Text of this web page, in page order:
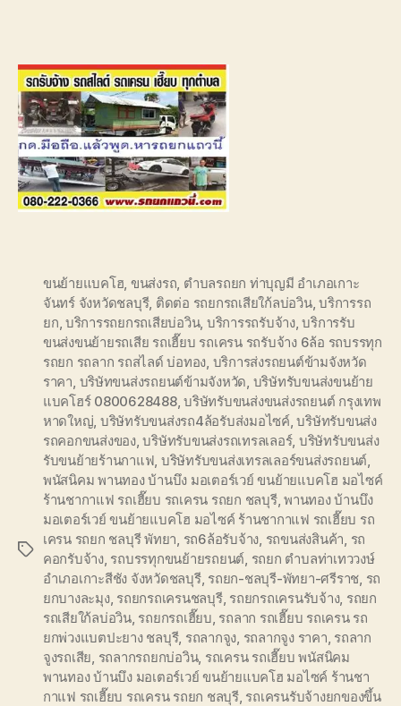
Tags
ขนย้ายแบคโฮ ขนส่งรถ ตำบลรถยก ท่าบุญมี อำเภอเกาะ
จันทร์ จังหวัดชลบุรี, ติดต่อ รถยกรถเสียใก้ลบ่อวิน,บริการรถ
ยก บริการรถยกรถเสียบ่อวิน, บริการรถรับจ้าง,บริการรับ
ขนส่งขนย้ายรถเสีย รถเฮี๊ยบ รถเครน รถรับจ้าง 6ล้อ รถบรรทุก
รถยก รถลาก รถสไลด์ บ่อทอง บริการส่งรถยนต์ข้ามจังหวัด
ราคา บริษัทขนส่งรถยนต์ข้ามจังหวัด บริษัทรับขนส่งขนย้าย
แบคโฮร์ 0800628488,บริษัทรับขนส่งขนส่งรถยนต์ กรุงเทพ
หาดใหญ่ บริษัทรับขนส่งรถ4ล้อรับส่งมอไซค์,บริษัทรับขนส่ง
รถคอกขนส่งของ,บริษัทรับขนส่งรถเทรลเลอร์, บริษัทรับขนส่ง
รับขนย้ายร้านกาแฟ บริษัทรับขนส่งเทรลเลอร์ขนส่งรถยนต์
พนัสนิคม พานทอง บ้านบึง มอเตอร์เวย์ ขนย้ายแบคโฮ มอไซค์
ร้านชากาแฟ รถเฮี๊ยบ รถเครน รถยก ชลบุรี,พานทอง บ้านบึง
มอเตอร์เวย์ ขนย้ายแบคโฮ มอไซค์ ร้านชากาแฟ รถเฮี๊ยบ รถ
เครน รถยก ชลบุรี พัทยา รถ6ล้อรับจ้าง รถขนส่งสินค้า รถ
คอกรับจ้าง, รถบรรทุกขนย้ายรถยนต์ รถยก ตำบลท่าเทววงษ์
อำเภอเกาะสีชัง จังหวัดชลบุรี, รถยก-ชลบุรี-พัทยา-ศรีราช รถ
ยกบางละมุง, รถยกรถเครนชลบุรี, รถยกรถเครนรับจ้าง, รถยก
รถเสียใก้ลบ่อวิน, รถยกรถเฮี๊ยบ รถลาก รถเฮี๊ยบ รถเครน รถ
ยกพ่วงแบตปะยาง ชลบุรี, รถลากจูง รถลากจูง ราคา รถลาก
จูงรถเสีย รถลากรถยกบ่อวิน, รถเครน รถเฮี๊ยบ พนัสนิคม
พานทอง บ้านบึง มอเตอร์เวย์ ขนย้ายแบคโฮ มอไซค์ ร้านชา
กาแฟ รถเฮี๊ยบ รถเครน รถยก ชลบุรี, รถเครนรับจ้างยกของขึ้น